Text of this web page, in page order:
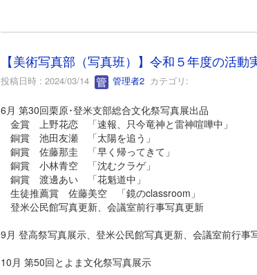
【美術写真部（写真班）】令和５年度の活動
投稿日時 : 2024/03/14 管理者2カテゴリ:
6月 第30回栗原･登米支部総合文化祭写真展出品
金賞 上野花恋 「速報、只今竜神と雷神喧嘩中」
銅賞 池田友瀬 「太陽を追う」
銅賞 佐藤那圭 「早く帰ってきて」
銅賞 小林青空 「沈むクラゲ」
銅賞 渡邊あい 「花魁道中」
生徒推薦賞 佐藤美空 「鏡のclassroom」
登米公民館写真更新、会議室前行事写真更新
9月 登高祭写真展示、登米公民館写真更新、会議室前行事
10月 第50回とよま文化祭写真展示